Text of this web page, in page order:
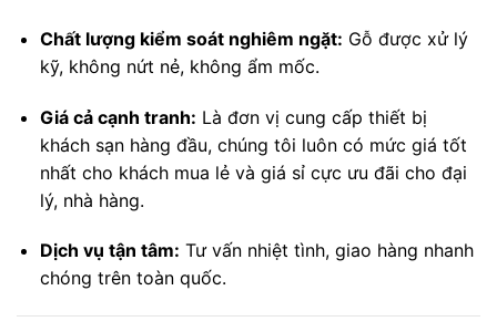
Chất lượng kiểm soát nghiêm ngặt: Gỗ được xử lý
kỹ, không nứt nẻ, không ẩm mốc.
Giá cả cạnh tranh: Là đơn vị cung cấp thiết bị
khách sạn hàng đầu, chúng tôi luôn có mức giá tốt
nhất cho khách mua lẻ và giá sỉ cực ưu đãi cho đại
lý, nhà hàng.
Dịch vụ tận tâm: Tư vấn nhiệt tình, giao hàng nhanh
chóng trên toàn quốc.